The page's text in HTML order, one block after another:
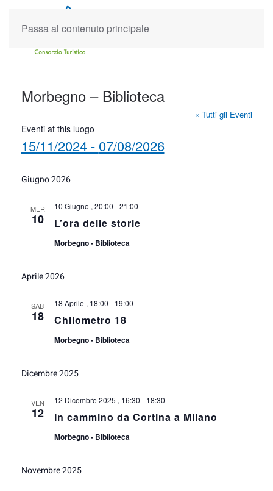
Passa al contenuto principale
Morbegno – Biblioteca
« Tutti gli Eventi
Eventi at this luogo
15/11/2024 - 07/08/2026
la
Giugno 2026
MER
10 L’ora delle storie
10 Giugno , 20:00 -21:00
Morbegno - Biblioteca
Aprile 2026
SAB
18 Chilometro 18
18 Aprile , 18:00 - 19:00
Morbegno - Biblioteca
Dicembre 2025
VEN
12 In cammino da Cortina a Milano
12 Dicembre 2025 , 16:30 - 18:30
Morbegno - Biblioteca
Novembre 2025